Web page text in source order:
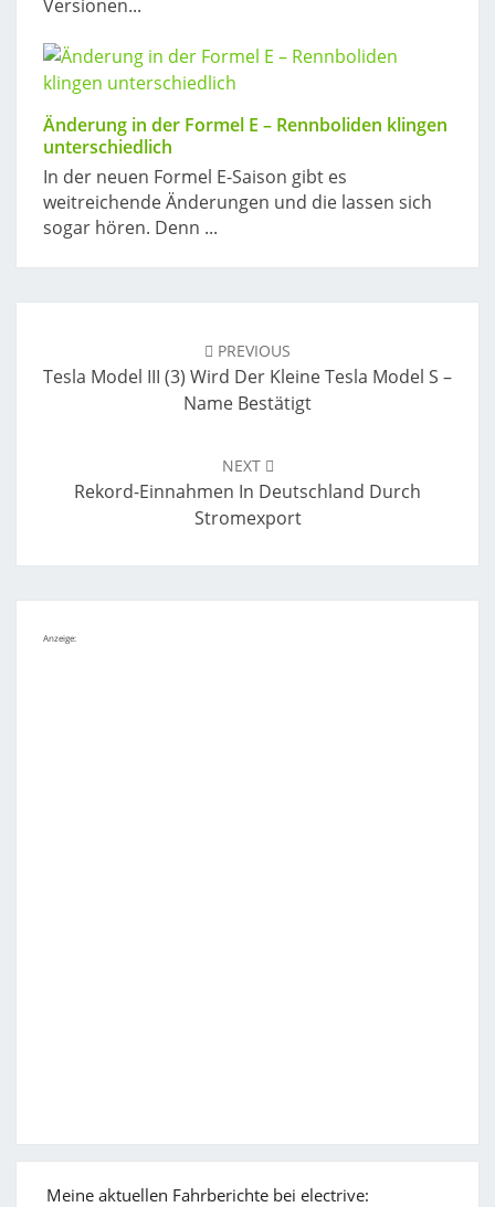
Versionen...
Änderung in der Formel E – Rennboliden klingen
unterschiedlich
In der neuen Formel E-Saison gibt es
weitreichende Änderungen und die lassen sich
sogar hören. Denn ...
PREVIOUS
Tesla Model III (3) Wird Der Kleine Tesla Model S –
Name Bestätigt
NEXT
Rekord-Einnahmen In Deutschland Durch
Stromexport
Anzeige:
Meine aktuellen Fahrberichte bei electrive: